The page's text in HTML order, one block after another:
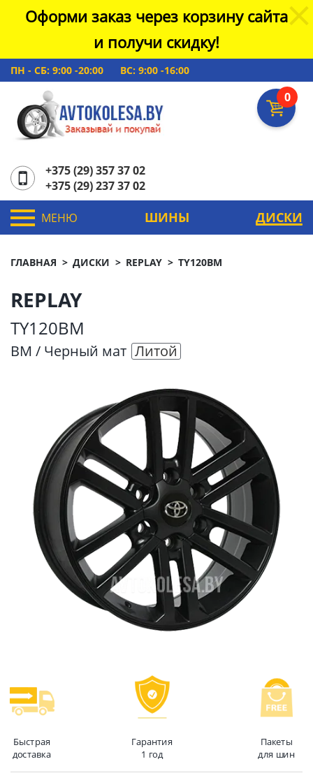
Оформи заказ через корзину сайта
и получи скидку!
ПН - СБ: 9:00 -20:00 ВС: 9:00 -16:00
0
+375 (29) 357 37 02
+375 (29) 237 37 02
МЕНЮ ШИНЫ ДИСКИ
ГЛАВНАЯ ДИСКИ REPLAY TY120BM
REPLAY
TY120BM
BM / Черный мат Литой
Быстрая
доставка
Гарантия
1 год
Пакеты
для шин